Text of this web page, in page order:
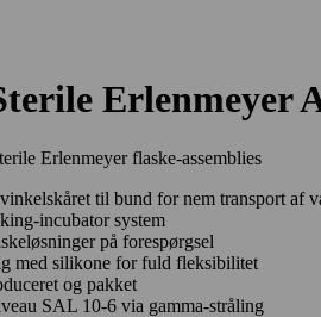
Erlenmeyer
Erlenmeyer flaske-assemblies
til bund for nem transport af
incubator system
på forespørgsel
med silikone for fuld fleksibilitet
og pakket
SAL 10-6 via gamma-stråling